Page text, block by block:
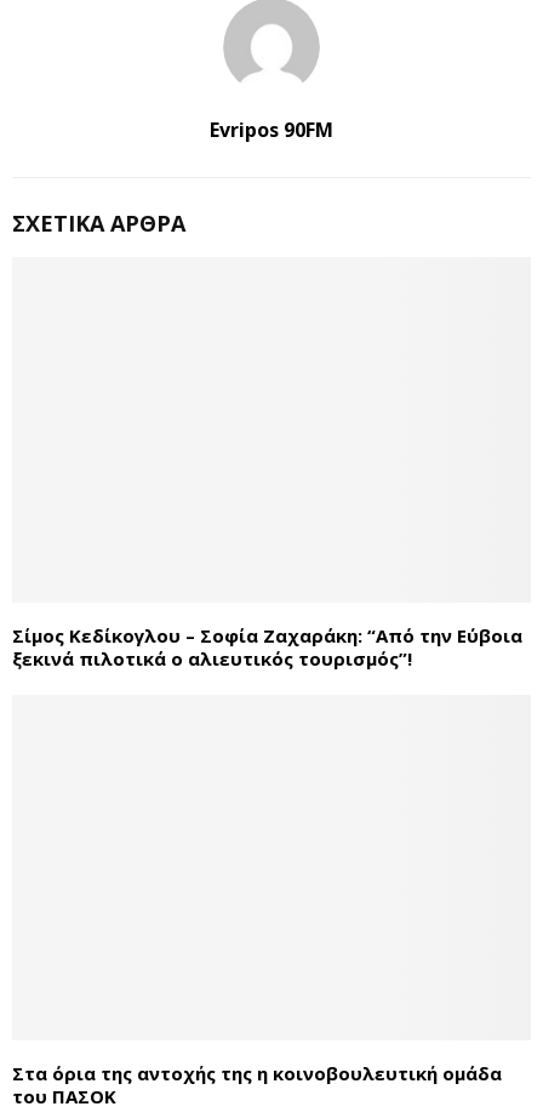
Evripos 90FM
ΣΧΕΤΙΚΆ ΆΡΘΡΑ
Σίμος Κεδίκογλου – Σοφία Ζαχαράκη: “Από την Εύβοια
ξεκινά πιλοτικά ο αλιευτικός τουρισμός”!
Στα όρια της αντοχής της η κοινοβουλευτική ομάδα
του ΠΑΣΟΚ